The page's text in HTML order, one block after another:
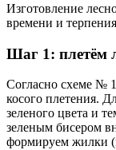
Изготовление
времени и
Шаг 1: плетём
Согласно схеме №
косого плетения.
зеленого цвета и
зеленым бисером
формируем жилки